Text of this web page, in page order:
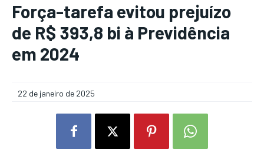
Força-tarefa evitou prejuízo
de R$ 393,8 bi à Previdência
em 2024
22 de janeiro de 2025